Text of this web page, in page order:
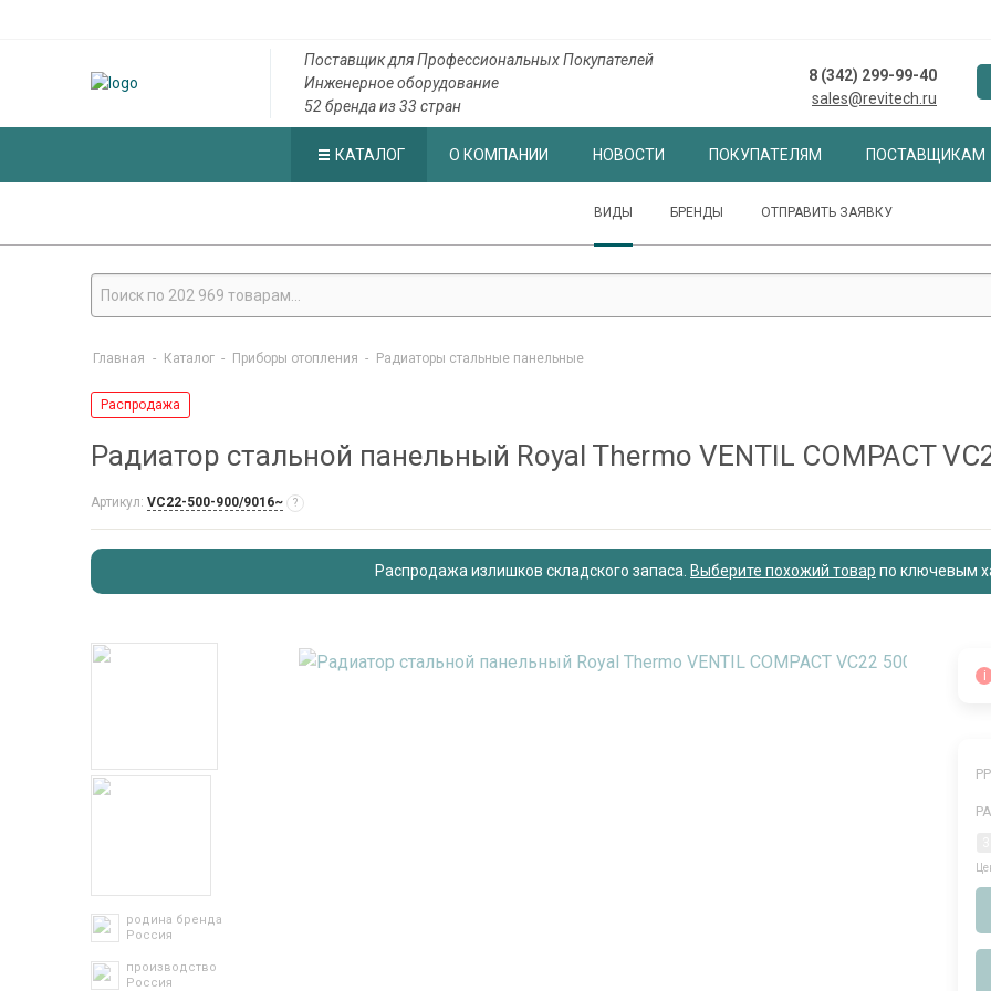
8 (342) 299-99-40
sales@revitech.ru
Поставщик для Профессиональных Покупателей
Инженерное оборудование
52 бренда из 33 стран
КАТАЛОГ О КОМПАНИИ НОВОСТИ ПОКУПАТЕЛЯМ ПОСТАВЩИКАМ
ВИДЫ БРЕНДЫ ОТПРАВИТЬ ЗАЯВКУ
Главная - Каталог - Приборы отопления - Радиаторы стальные панельные
Распродажа
Радиатор стальной панельный Royal Thermo VENTIL COMPACT
Артикул: VC22-500-900/9016~ ?
Распродажа излишков складского запаса. Выберите похожий товар по ключевым
родина бренда
Россия
производство
Россия
i